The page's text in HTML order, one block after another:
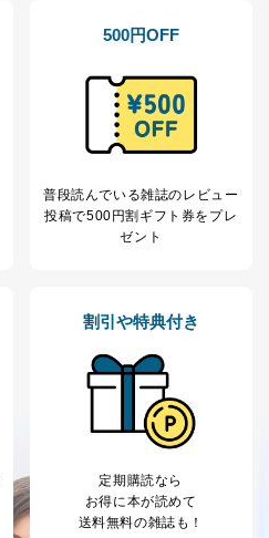
入商品の配送のため
メール等による商品、サービ
、キャンペーン等の広告の案内
人が特定できない形で取得した
覧履歴や購買履歴等の情報を分
して、趣味・嗜好に
、オペレーター教育など応対品
スタマーQ＆Aサイトの投稿内容
メール等によるカスタマーQ＆A
イトのサービス内容のご案内の
キャンペーン等の広告に関す
ご案内のため
500円OFF
普段読んでいる雑誌のレビュー
投稿で500円割ギフト券をプレ
ゼント
割引や特典付き
定期購読なら
お得に本が読めて
送料無料の雑誌も！